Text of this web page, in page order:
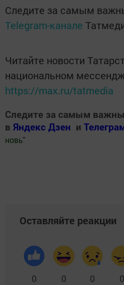
Следите за самым
Telegram-канале
Читайте новости
национальном
https://max.ru/tatmedia
Следите за самым
в Яндекс Дзен и
новь"
Оставляйте реакции
0 0 0 0